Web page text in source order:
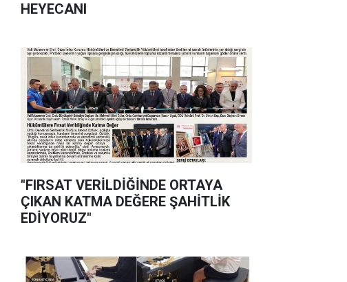
HEYECANI
"FIRSAT VERİLDİĞİNDE ORTAYA
ÇIKAN KATMA DEĞERE ŞAHİTLİK
EDİYORUZ"